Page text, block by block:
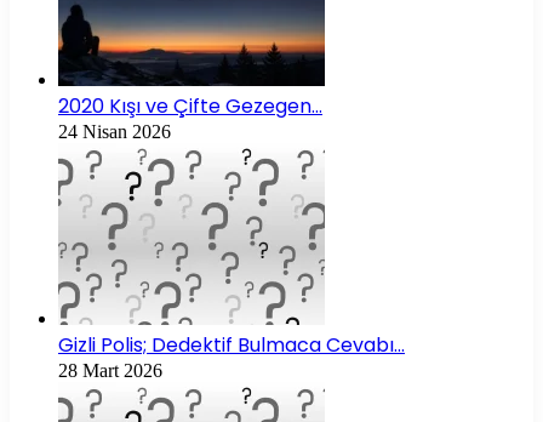
2020 Kışı ve Çifte Gezegen…
24 Nisan 2026
Gizli Polis; Dedektif Bulmaca Cevabı…
28 Mart 2026